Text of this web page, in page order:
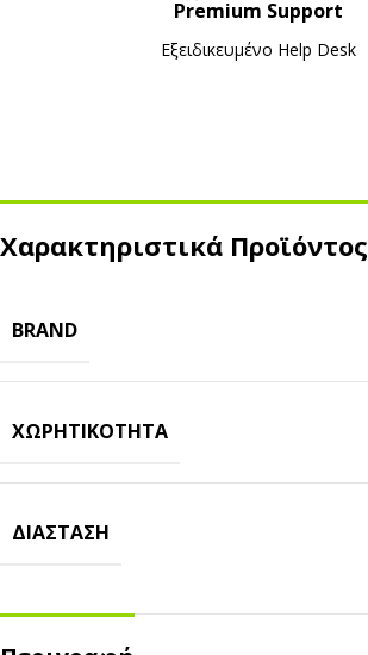
Premium Support
Εξειδικευμένο Ηelp Desk
Χαρακτηριστικά Προϊόντος
BRAND
ΧΩΡΗΤΙΚΌΤΗΤΑ
ΔΙΆΣΤΑΣΗ